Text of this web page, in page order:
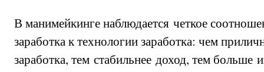
В манимейкинге наблюдается четкое
заработка к технологии заработка: чем
заработка, тем стабильнее доход, тем больше